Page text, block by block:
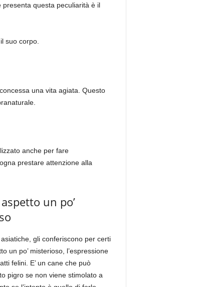
presenta questa peculiarità è il
suo corpo.
una vita agiata. Questo
anche per fare
prestare attenzione alla
un po’
gli conferiscono per certi
un po’ misterioso, l’espressione
felini. E’ un cane che può
pigro se non viene stimolato a